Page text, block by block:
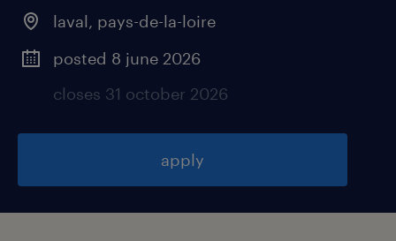
laval, pays-de-la-loire
posted 8 june 2026
closes 31 october 2026
apply